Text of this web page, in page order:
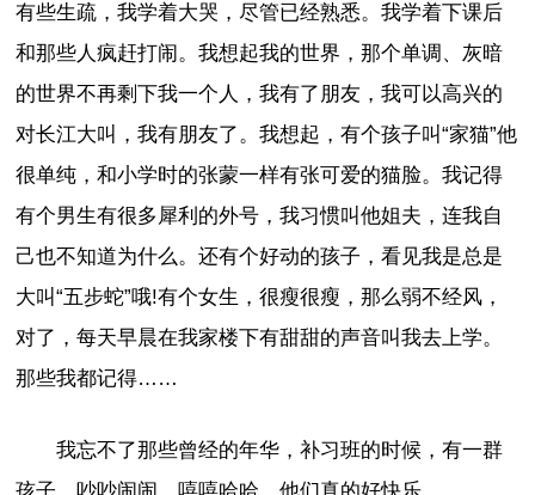
有些生疏，我学着大哭，尽管已经熟悉。我学着下课后
和那些人疯赶打闹。我想起我的世界，那个单调、灰暗
的世界不再剩下我一个人，我有了朋友，我可以高兴的
对长江大叫，我有朋友了。我想起，有个孩子叫“家猫”他
很单纯，和小学时的张蒙一样有张可爱的猫脸。我记得
有个男生有很多犀利的外号，我习惯叫他姐夫，连我自
己也不知道为什么。还有个好动的孩子，看见我是总是
大叫“五步蛇”哦!有个女生，很瘦很瘦，那么弱不经风，
对了，每天早晨在我家楼下有甜甜的声音叫我去上学。
那些我都记得……
我忘不了那些曾经的年华，补习班的时候，有一群